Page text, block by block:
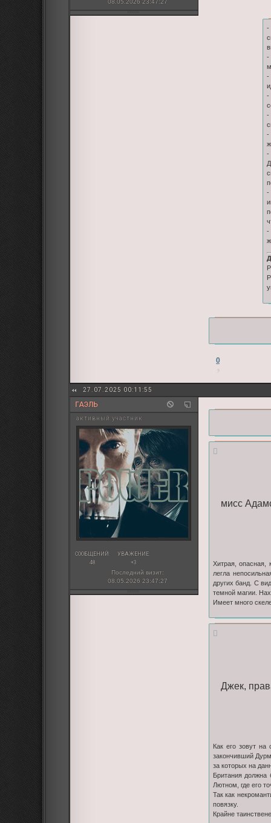
08.05.2026 23:47:27
-
-
-
-
-
-
-
-
-
0
27.07.2025 00:11:55
ГАЭЛЬ
активный участник
СООБЩЕНИЙ:
48
УВАЖЕНИЕ:
+3
Последний визит:
08.05.2026 23:47:27
мисс
Хитрая, опасная,
легла
других банд. С
темной магии.
Имеет много
Джек,
Как его зовут
закончивший
за которых на
Британия
Лютном, где его
Так как
повязку.
Крайне